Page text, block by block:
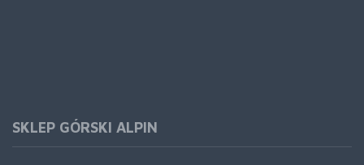
SKLEP GÓRSKI ALPIN